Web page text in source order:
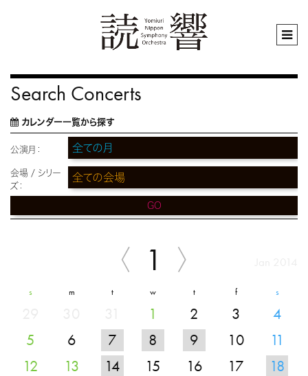
Search Concerts
カレンダー一覧から探す
公演月：
会場 / シリー
ズ：
GO
1
s m t w t f s
1 2 3
4
5
6 7 8 9 10
11
12
13 14 15 16 17
18